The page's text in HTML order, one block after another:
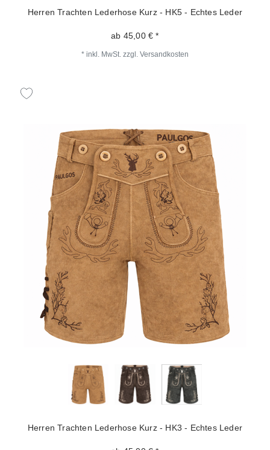
Herren Trachten Lederhose Kurz - HK5 - Echtes Leder
ab 45,00 € *
* inkl. MwSt. zzgl. Versandkosten
Herren Trachten Lederhose Kurz - HK3 - Echtes Leder